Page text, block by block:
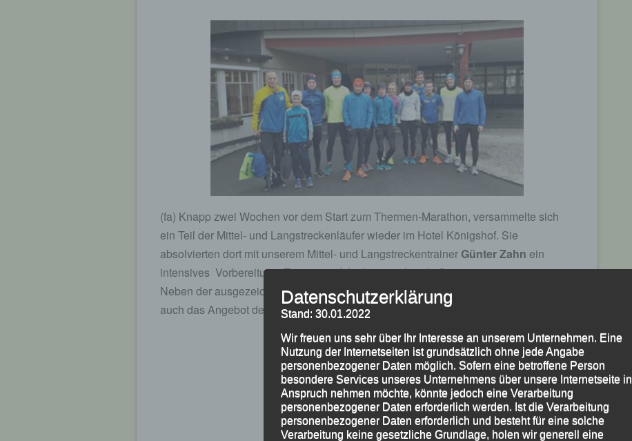
(fa) Knapp zwei Wochen vor dem Start zum Thermen-Marathon, versammelte sich
ein Teil der Mittel- und Langstreckenläufer wieder im Hotel Königshof. Sie
absolvierten dort mit unserem Mittel- und Langstreckentrainer Günter Zahn ein
intensives Vorbereitung -Training auf die bevorstehende Saison.
Neben der ausgezeichneten Hotelbetreuung nahmen die Athletinnen und Athleten
auch das Angebot der
Datenschutzerklärung
Stand: 30.01.2022
Wir freuen uns sehr über Ihr Interesse an unserem Unternehmen. Eine
Nutzung der Internetseiten ist grundsätzlich ohne jede Angabe
personenbezogener Daten möglich. Sofern eine betroffene Person
besondere Services unseres Unternehmens über unsere Internetseite in
Anspruch nehmen möchte, könnte jedoch eine Verarbeitung
personenbezogener Daten erforderlich werden. Ist die Verarbeitung
personenbezogener Daten erforderlich und besteht für eine solche
Verarbeitung keine gesetzliche Grundlage, holen wir generell eine